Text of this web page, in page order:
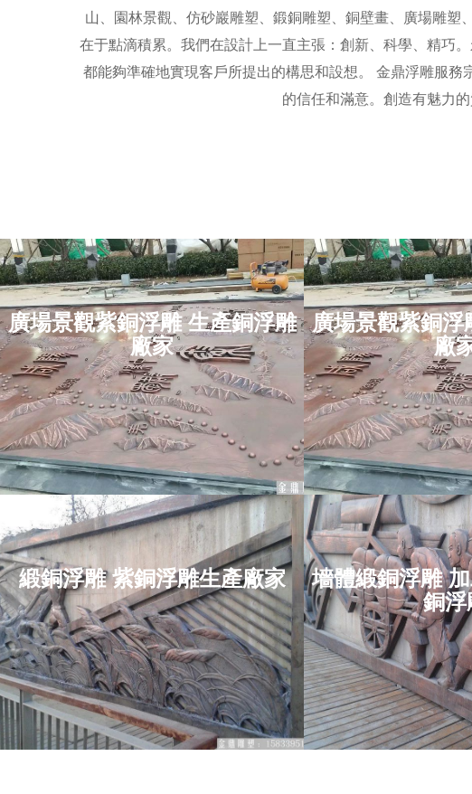
山、園林景觀、仿砂巖雕塑、鍛銅雕塑、銅壁畫、廣場雕
在于點滴積累。我們在設計上一直主張：創新、科學、精巧
都能夠準確地實現客戶所提出的構思和設想。 金鼎浮雕服
的信任和滿意。創造有魅力
廣場景觀紫銅浮雕 生產銅浮雕
廠家
廣場景觀紫銅浮雕 生
產銅浮雕廠家
項目位于：江蘇省
廣場景觀紫銅浮
廠
廣場景觀紫
產銅浮
項目位于：
緞銅浮雕 紫銅浮雕生產廠家
緞銅浮雕 紫銅浮雕生
產廠家
項目位于：江西省
墻體緞銅浮雕
銅浮
墻體緞銅浮
制景觀
項目位于：